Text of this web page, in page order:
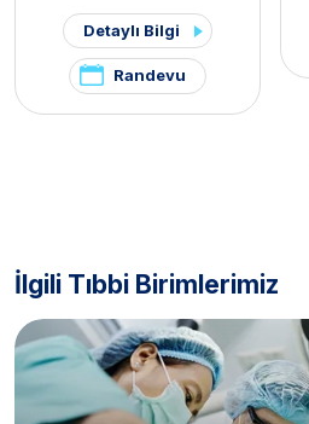
Detaylı Bilgi
Randevu
İlgili Tıbbi Birimlerimiz